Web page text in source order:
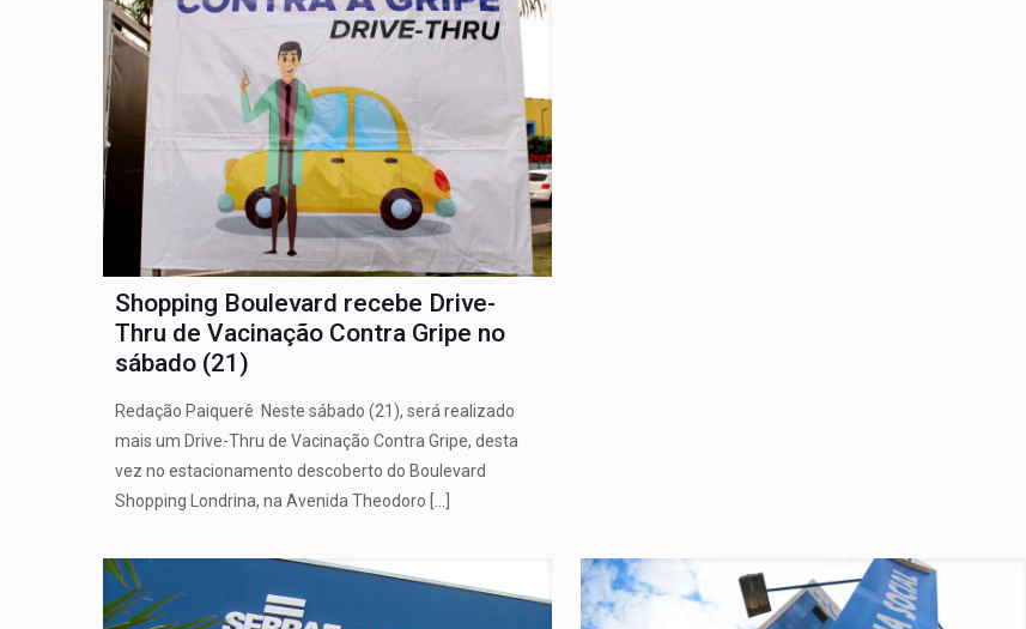
Shopping Boulevard recebe Drive-
Thru de Vacinação Contra Gripe no
sábado (21)
Redação Paiquerê Neste sábado (21), será realizado
mais um Drive-Thru de Vacinação Contra Gripe, desta
vez no estacionamento descoberto do Boulevard
Shopping Londrina, na Avenida Theodoro